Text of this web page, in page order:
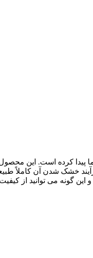
کرده است. این
خشک شدن آن کاملاً
و این گونه می توانید از